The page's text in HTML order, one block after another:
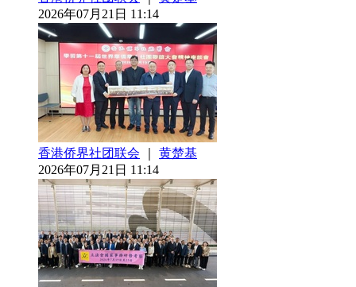
2026年07月21日 11:14
香港侨界社团联会
黄楚基
2026年07月21日 11:14